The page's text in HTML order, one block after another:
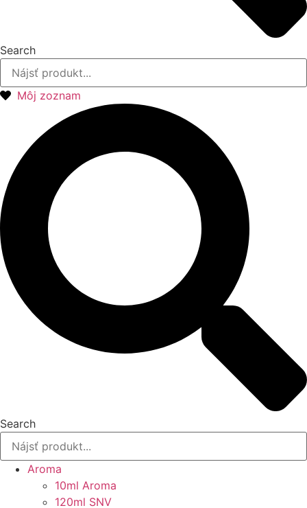
Search
Môj zoznam
Search
Aroma
10ml Aroma
120ml SNV